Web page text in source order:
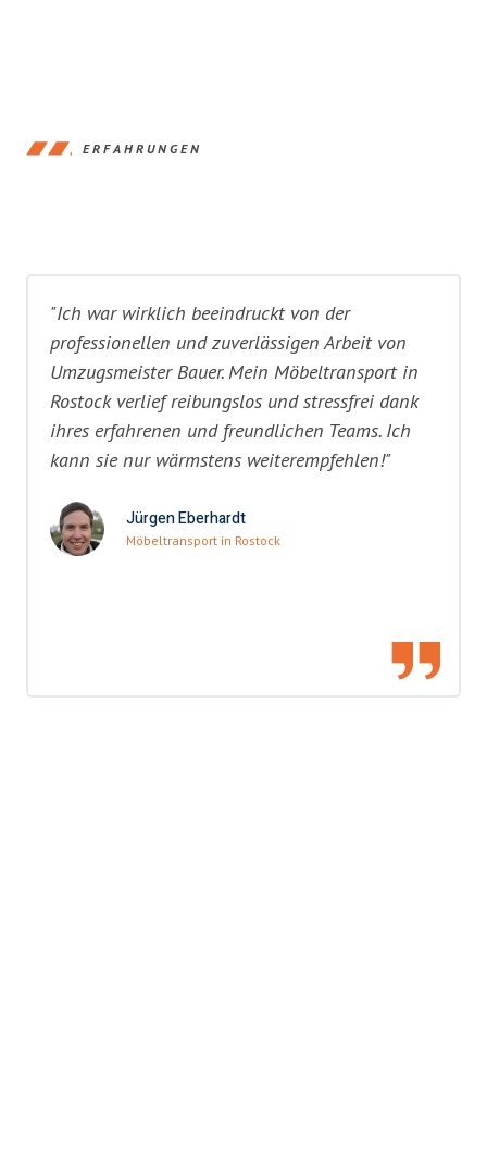
ERFAHRUNGEN
"Ich war wirklich beeindruckt von der
professionellen und zuverlässigen Arbeit von
Umzugsmeister Bauer. Mein Möbeltransport in
Rostock verlief reibungslos und stressfrei dank
ihres erfahrenen und freundlichen Teams. Ich
kann sie nur wärmstens weiterempfehlen!"
Jürgen Eberhardt
Möbeltransport in Rostock